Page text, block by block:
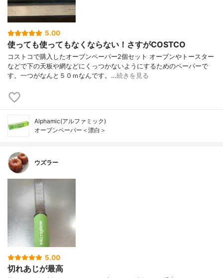
5.00
使っても使ってもなくならない！さすがCOSTCO
コストコで購入したオーブンペーパー2個セット オーブンやトースター
などで下の天板や網などにくっつかないようにするためのペーパーで
す。一つがなんと５０ｍなんです。…続きを見る
Alphamic(アルファミック)
オーブンペーパー＜漂白＞
ウズラー
5.00
切れあじが最高